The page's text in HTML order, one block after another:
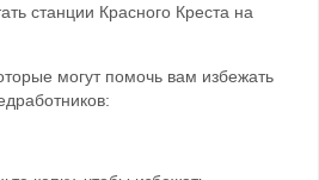
станции Красного Креста на
могут помочь вам избежать